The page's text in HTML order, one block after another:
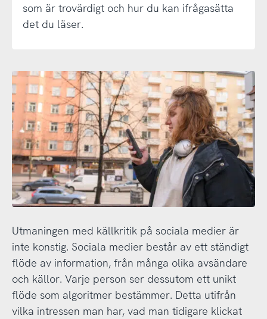
som är trovärdigt och hur du kan ifrågasätta
det du läser.
Utmaningen med källkritik på sociala medier är
inte konstig. Sociala medier består av ett ständigt
flöde av information, från många olika avsändare
och källor. Varje person ser dessutom ett unikt
flöde som algoritmer bestämmer. Detta utifrån
vilka intressen man har, vad man tidigare klickat